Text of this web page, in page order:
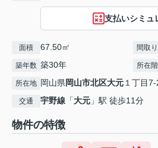
支払いシミュ
面積 67.50㎡ 間取り
築年数 築30年 所在階
所在地 岡山県岡山市北区大元 １丁目7-
交通 宇野線 「大元 」駅 徒歩11分
物件の特徴